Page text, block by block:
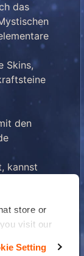
store or
visit our
data in our
Setting
das
Skins,
den
kannst
in den